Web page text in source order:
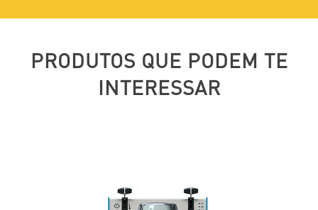
PRODUTOS QUE PODEM TE
INTERESSAR